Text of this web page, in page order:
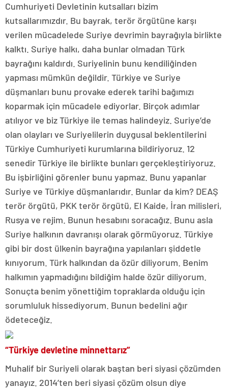
Cumhuriyeti Devletinin kutsalları bizim
kutsallarımızdır. Bu bayrak, terör örgütüne karşı
verilen mücadelede Suriye devrimin bayrağıyla birlikte
kalktı. Suriye halkı, daha bunlar olmadan Türk
bayrağını kaldırdı. Suriyelinin bunu kendiliğinden
yapması mümkün değildir. Türkiye ve Suriye
düşmanları bunu provake ederek tarihi bağımızı
koparmak için mücadele ediyorlar. Birçok adımlar
atılıyor ve biz Türkiye ile temas halindeyiz. Suriye’de
olan olayları ve Suriyelilerin duygusal beklentilerini
Türkiye Cumhuriyeti kurumlarına bildiriyoruz. 12
senedir Türkiye ile birlikte bunları gerçekleştiriyoruz.
Bu işbirliğini görenler bunu yapmaz. Bunu yapanlar
Suriye ve Türkiye düşmanlarıdır. Bunlar da kim? DEAŞ
terör örgütü, PKK terör örgütü, El Kaide, İran milisleri,
Rusya ve rejim. Bunun hesabını soracağız. Bunu asla
Suriye halkının davranışı olarak görmüyoruz. Türkiye
gibi bir dost ülkenin bayrağına yapılanları şiddetle
kınıyorum. Türk halkından da özür diliyorum. Benim
halkımın yapmadığını bildiğim halde özür diliyorum.
Sonuçta benim yönettiğim topraklarda olduğu için
sorumluluk hissediyorum. Bunun bedelini ağır
ödeteceğiz.
“Türkiye devletine minnettarız”
Muhalif bir Suriyeli olarak baştan beri siyasi çözümden
yanayız. 2014’ten beri siyasi çözüm olsun diye